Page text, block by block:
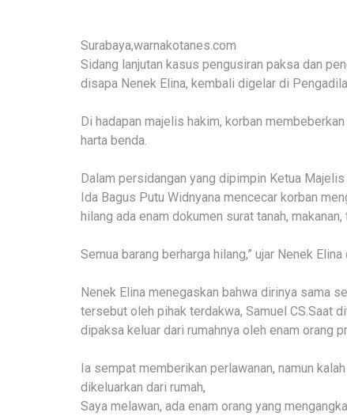
Surabaya,warnakotanes.com
Sidang lanjutan kasus pengusiran paksa dan
disapa Nenek Elina, kembali digelar di
Di hadapan majelis hakim, korban
harta benda.
Dalam persidangan yang dipimpin Ketua
Ida Bagus Putu Widnyana mencecar korban
hilang ada enam dokumen surat tanah, makanan,
Semua barang berharga hilang,” ujar Nenek
Nenek Elina menegaskan bahwa dirinya sama
tersebut oleh pihak terdakwa, Samuel CS.Saat
dipaksa keluar dari rumahnya oleh enam orang
Ia sempat memberikan perlawanan, namun
dikeluarkan dari rumah,
Saya melawan, ada enam orang yang